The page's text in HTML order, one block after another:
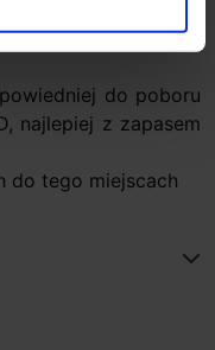
do poboru
najlepiej z zapasem
do tego miejscach